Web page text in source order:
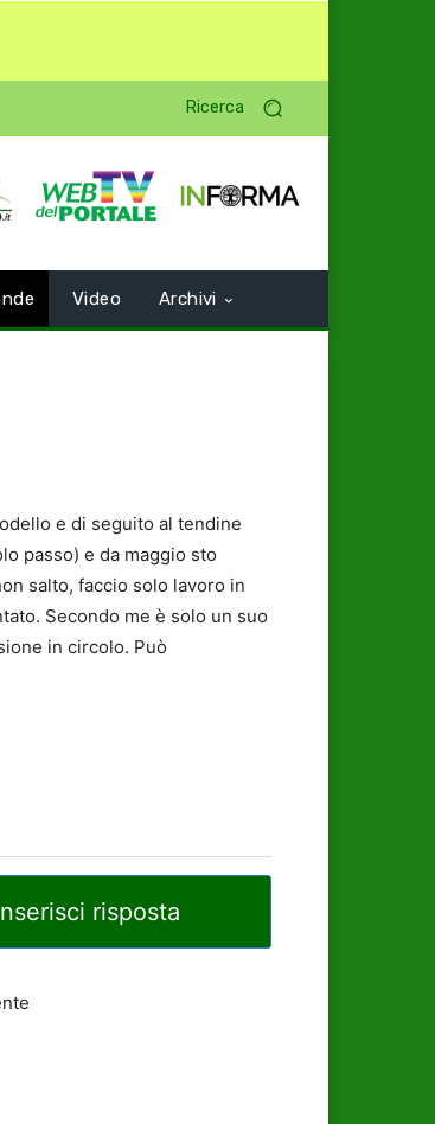
Ricerca
Video Archivi
e di seguito al tendine
passo) e da maggio sto
salto, faccio solo lavoro in
Secondo me è solo un suo
in circolo. Può
risposta